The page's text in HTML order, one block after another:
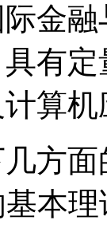
金
有
算
方
本